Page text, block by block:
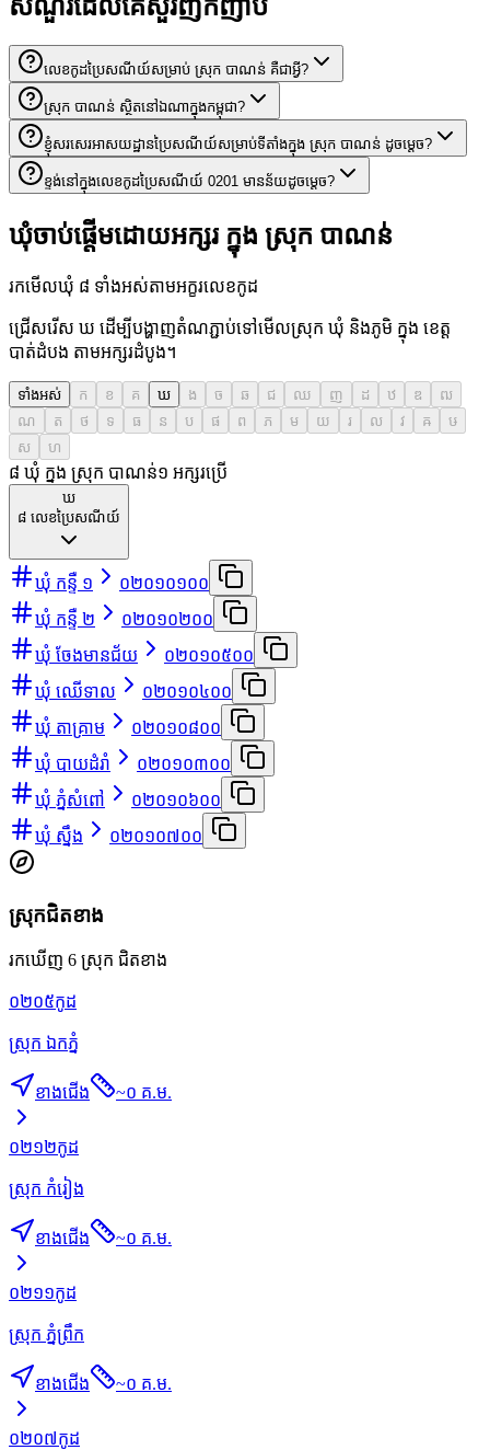
សំណួរដែលគេសួរញឹកញាប់
លេខកូដប្រៃសណីយ៍សម្រាប់ ស្រុក បាណន់ គឺជាអ្វី?
ស្រុក បាណន់ ស្ថិតនៅឯណាក្នុងកម្ពុជា?
ខ្ញុំសរសេរអាសយដ្ឋានប្រៃសណីយ៍សម្រាប់ទីតាំងក្នុង ស្រុក បាណន់ ដូចម្តេច?
ខ្ទង់នៅក្នុងលេខកូដប្រៃសណីយ៍ 0201 មានន័យដូចម្តេច?
ឃុំចាប់ផ្តើមដោយអក្សរ ក្នុង ស្រុក បាណន់
រកមើលឃុំ ៨ ទាំងអស់តាមអក្ខរលេខកូដ
ជ្រើសរើស ឃ ដើម្បីបង្ហាញតំណភ្ជាប់ទៅមើលស្រុក ឃុំ និងភូមិ ក្នុង ខេត្ត
បាត់ដំបង តាមអក្សរដំបូង។
ទាំងអស់ ក ខ គ ឃ ង ច ឆ ជ ឈ ញ ដ ឋ ឌ
ឍ
ណ
ត ថ ទ ធ ន ប ផ ព ភ ម យ រ ល វ ឝ
ឞ
ស
ហ
៨ ឃុំ ក្នុង ស្រុក បាណន់១ អក្សរប្រើ
ឃ
៨ លេខប្រៃសណីយ៍
ឃុំ កន្ទឺ ១
០២០១០១០០
ឃុំ កន្ទឺ ២
០២០១០២០០
ឃុំ ចែងមានជ័យ
០២០១០៥០០
ឃុំ ឈើទាល
០២០១០៤០០
ឃុំ តាគ្រាម
០២០១០៨០០
ឃុំ បាយដំរាំ
០២០១០៣០០
ឃុំ ភ្នំសំពៅ
០២០១០៦០០
ឃុំ ស្នឹង
០២០១០៧០០
ស្រុកជិតខាង
រកឃើញ 6 ស្រុក ជិតខាង
០២០៥កូដ
ស្រុក ឯកភ្នំ
ខាងជើង ~០ គ.ម.
០២១២កូដ
ស្រុក កំរៀង
ខាងជើង ~០ គ.ម.
០២១១កូដ
ស្រុក ភ្នំព្រឹក
ខាងជើង ~០ គ.ម.
០២០៧ កូដ